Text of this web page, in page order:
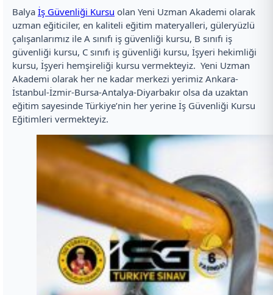
Balya İş Güvenliği Kursu olan Yeni Uzman Akademi olarak
uzman eğiticiler, en kaliteli eğitim materyalleri, güleryüzlü
çalışanlarımız ile A sınıfı iş güvenliği kursu, B sınıfı iş
güvenliği kursu, C sınıfı iş güvenliği kursu, İşyeri hekimliği
kursu, İşyeri hemşireliği kursu vermekteyiz. Yeni Uzman
Akademi olarak her ne kadar merkezi yerimiz Ankara-
İstanbul-İzmir-Bursa-Antalya-Diyarbakır olsa da uzaktan
eğitim sayesinde Türkiye’nin her yerine İş Güvenliği Kursu
Eğitimleri vermekteyiz.